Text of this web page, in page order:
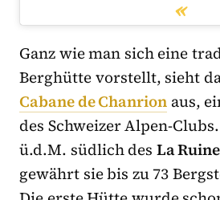
Ganz wie man sich eine
Berghütte vorstellt, sieht
Cabane de Chanrion aus,
des Schweizer Alpen-
ü.d.M. südlich des La
gewährt sie bis zu 73